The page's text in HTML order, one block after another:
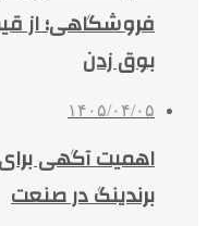
فروشگاهی؛ از
بوق زدن
۱۴۰۵/۰۴/۰۵
اهمیت آگهی
برندینگ در صنعت